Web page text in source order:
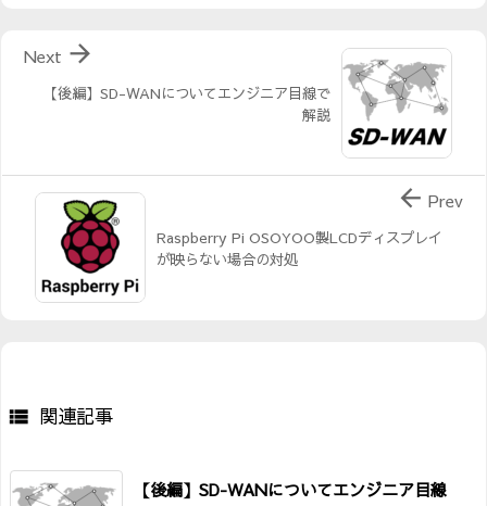
【後編】SD-WANについてエンジニア目線で
解説

Next
Raspberry Pi OSOYOO製LCDディスプレイ
が映らない場合の対処
 Prev
 関連記事
【後編】SD-WANについてエンジニア目線